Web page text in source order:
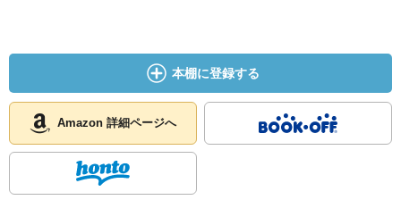
本棚に登録する
Amazon 詳細ページへ